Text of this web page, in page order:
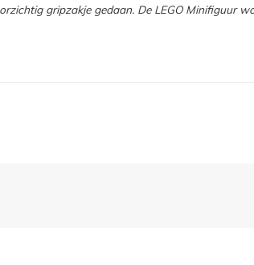
gripzakje gedaan. De LEGO Minifiguur